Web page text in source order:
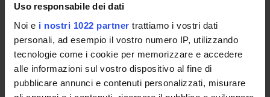
Uso responsabile dei dati
Noi e i nostri 1022 partner trattiamo i vostri dati
personali, ad esempio il vostro numero IP, utilizzando
tecnologie come i cookie per memorizzare e accedere
alle informazioni sul vostro dispositivo al fine di
pubblicare annunci e contenuti personalizzati, misurare
COMMITTEES
DEPARTMENT ADMINISTRATION OFFICES
STUDENT ADMINISTRATION OFFICES